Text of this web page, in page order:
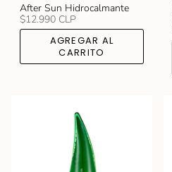
After Sun Hidrocalmante
$12.990 CLP
AGREGAR AL
CARRITO